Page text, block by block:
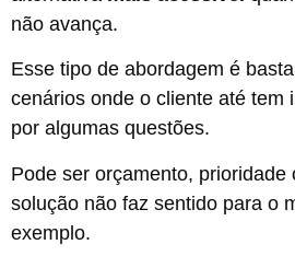
não avança.
Esse tipo de abordagem é
cenários onde o cliente até tem
por algumas questões.
Pode ser orçamento, prioridade
solução não faz sentido para o
exemplo.